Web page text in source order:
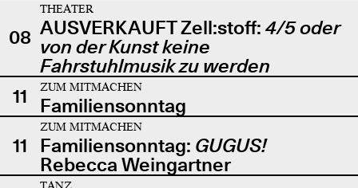
08
THEATER
AUSVERKAUFT Zell:stoff: 4/5 oder
von der Kunst keine
Fahrstuhlmusik zu werden
11
ZUM MITMACHEN
Familiensonntag
11
ZUM MITMACHEN
Familiensonntag: GUGUS!
Rebecca Weingartner